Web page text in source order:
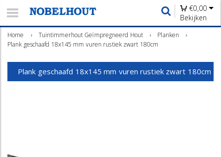
€0,00
Bekijken
Home › Tuintimmerhout Geïmpregneerd Hout › Planken
›
Plank geschaafd 18x145 mm vuren rustiek zwart 180cm
Plank geschaafd 18x145 mm vuren rustiek zwart 180cm